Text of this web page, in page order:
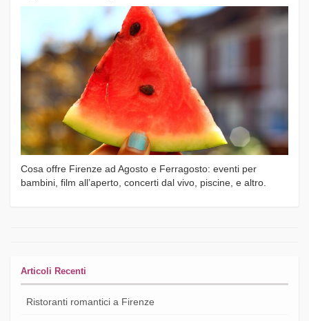
Cosa offre Firenze ad Agosto e Ferragosto: eventi per
bambini, film all’aperto, concerti dal vivo, piscine, e altro.
Articoli Recenti
Ristoranti romantici a Firenze